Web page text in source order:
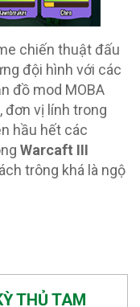
chiến thuật đấu
đội hình với các
đồ mod MOBA
đơn vị lính trong
hầu hết các
Warcaft III
trông khá là ngộ
THỦ TAM